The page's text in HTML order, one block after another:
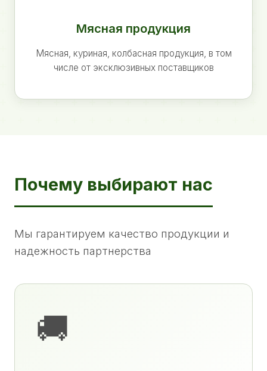
Мясная продукция
Мясная, куриная, колбасная продукция, в том
числе от эксклюзивных поставщиков
Почему выбирают нас
Мы гарантируем качество продукции и
надежность партнерства
🚚